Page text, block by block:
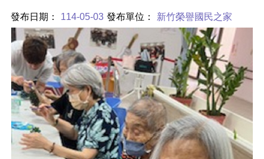
發布日期： 114-05-03 發布單位： 新竹榮譽國民之家